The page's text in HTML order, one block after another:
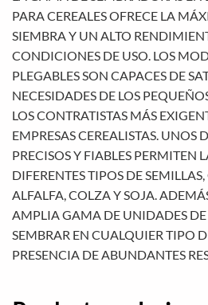
PARA CEREALES OFRECE LA
SIEMBRA Y UN ALTO
CONDICIONES DE USO. LOS
PLEGABLES SON CAPACES DE
NECESIDADES DE LOS
LOS CONTRATISTAS MÁS
EMPRESAS CEREALISTAS. UNOS
PRECISOS Y FIABLES PERMITEN
DIFERENTES TIPOS DE
ALFALFA, COLZA Y SOJA.
AMPLIA GAMA DE UNIDADES DE
SEMBRAR EN CUALQUIER TIPO
PRESENCIA DE ABUNDANTES